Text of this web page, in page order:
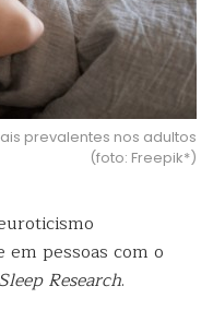
prevalentes nos adultos
(foto: Freepik*)
pessoas com o
Research.